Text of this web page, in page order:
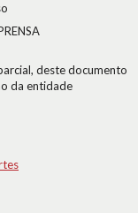
deste documento
da entidade